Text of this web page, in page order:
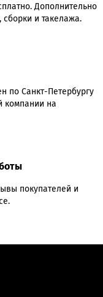
Дополнительно
сборки и такелажа.
по Санкт-Петербургу
компании на
покупателей и